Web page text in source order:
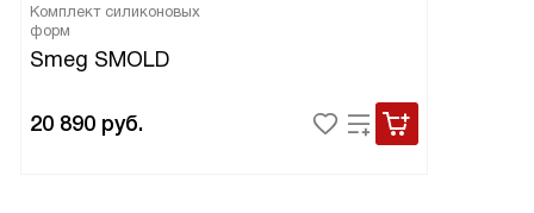
Комплект силиконовых
форм
Smeg SMOLD
20 890 руб.